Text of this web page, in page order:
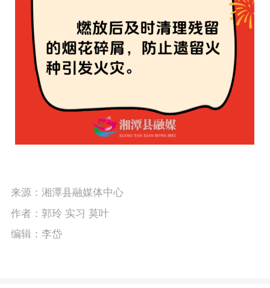
来源：湘潭县融媒体中心
作者：郭玲 实习 莫叶
编辑：李岱